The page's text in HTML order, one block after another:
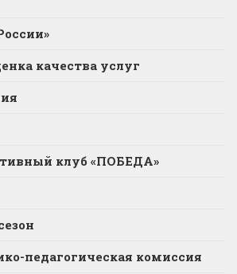
качества услуг
клуб «ПОБЕДА»
педагогическая комиссия